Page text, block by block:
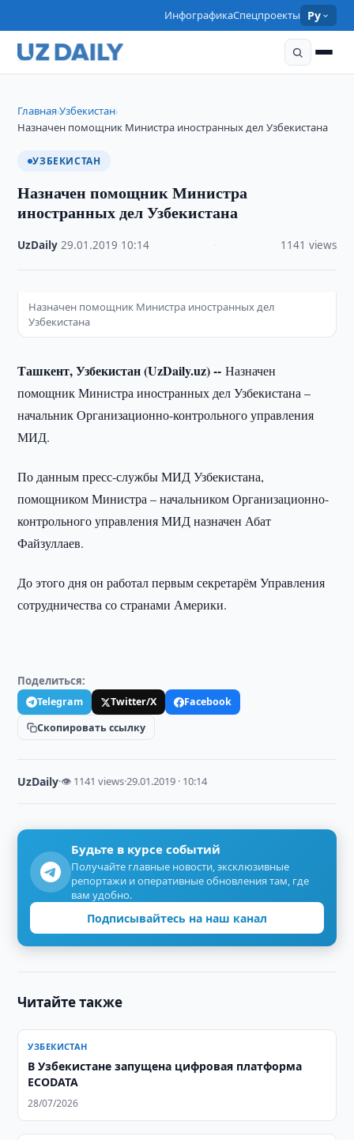
ИнфографикаСпецпроекты Ру
Главная›Узбекистан›
Назначен помощник Министра иностранных дел Узбекистана
УЗБЕКИСТАН
Назначен помощник Министра
иностранных дел Узбекистана
UzDaily ·29.01.2019 10:14 1141 views
Назначен помощник Министра иностранных дел
Узбекистана
Ташкент, Узбекистан (UzDaily.uz) --Назначен
помощник Министра иностранных дел Узбекистана –
начальник Организационно-контрольного управления
МИД.
По данным пресс-службы МИД Узбекистана,
помощником Министра – начальником Организационно-
контрольного управления МИД назначен Абат
Файзуллаев.
До этого дня он работал первым секретарём Управления
сотрудничества со странами Америки.
Поделиться:
Telegram Twitter/X
Facebook
Скопировать ссылку
UzDaily·👁 1141 views·29.01.2019 · 10:14
Будьте в курсе событий
Получайте главные новости, эксклюзивные
репортажи и оперативные обновления там, где
вам удобно.
Подписывайтесь на наш канал
Читайте также
УЗБЕКИСТАН
В Узбекистане запущена цифровая платформа
ECODATA
28/07/2026